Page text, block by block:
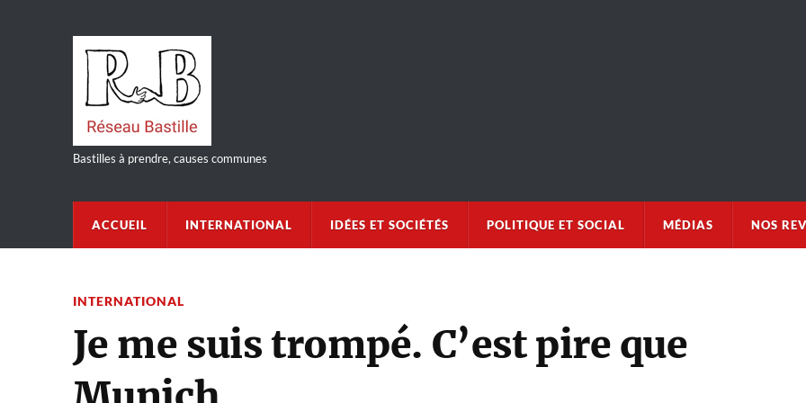
Bastilles à prendre, causes communes
ACCUEIL INTERNATIONAL IDÉES ET SOCIÉTÉS POLITIQUE ET SOCIAL MÉDIAS NOS
INTERNATIONAL
Je me suis trompé. C’est pire que